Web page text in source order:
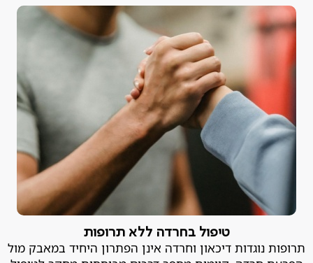
טיפול בחרדה ללא תרופות
תרופות נוגדות דיכאון וחרדה אינן הפתרון היחיד במאבק מול